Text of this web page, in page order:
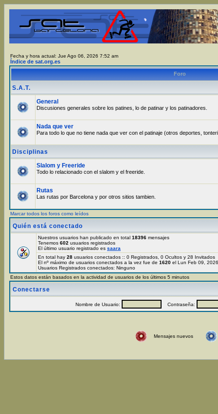
Fecha y hora actual: Jue Ago 06, 2026 7:52 am
Índice de sat.org.es
Foro
S.A.T.
General
Discusiones generales sobre los patines, lo de patinar y los patinadores.
Nada que ver
Para todo lo que no tiene nada que ver con el patinaje (otros deportes,
Disciplinas
Slalom y Freeride
Todo lo relacionado con el slalom y el freeride.
Rutas
Las rutas por Barcelona y por otros sitios tambien.
Marcar todos los foros como leídos
Quién está conectado
Nuestros usuarios han publicado en total 18396 mensajes
Tenemos 602 usuarios registrados
El último usuario registrado es saara
En total hay 28 usuarios conectados :: 0 Registrados, 0 Ocultos y 28
El nº máximo de usuarios conectados a la vez fue de 1620 el Lun Feb 09,
Usuarios Registrados conectados: Ninguno
Estos datos están basados en la actividad de usuarios de los últimos 5 minutos
Conectarse
Nombre de Usuario: Contraseña:
Mensajes nuevos